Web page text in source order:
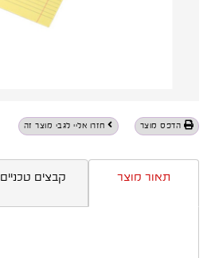
הדפס מוצר חזרו אליי לגבי מוצר זה
תאור מוצר קבצים טכניים